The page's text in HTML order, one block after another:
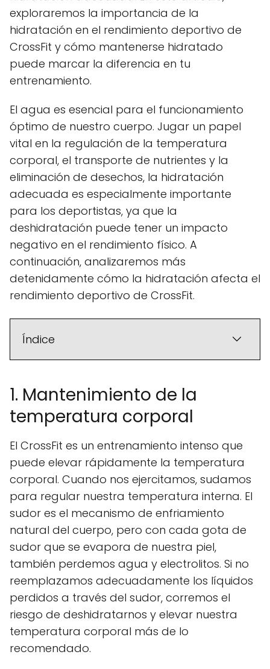
exploraremos la importancia de la
hidratación en el rendimiento deportivo de
CrossFit y cómo mantenerse hidratado
puede marcar la diferencia en tu
entrenamiento.
El agua es esencial para el funcionamiento
óptimo de nuestro cuerpo. Jugar un papel
vital en la regulación de la temperatura
corporal, el transporte de nutrientes y la
eliminación de desechos, la hidratación
adecuada es especialmente importante
para los deportistas, ya que la
deshidratación puede tener un impacto
negativo en el rendimiento físico. A
continuación, analizaremos más
detenidamente cómo la hidratación afecta el
rendimiento deportivo de CrossFit.
Índice
1. Mantenimiento de la
temperatura corporal
El CrossFit es un entrenamiento intenso que
puede elevar rápidamente la temperatura
corporal. Cuando nos ejercitamos, sudamos
para regular nuestra temperatura interna. El
sudor es el mecanismo de enfriamiento
natural del cuerpo, pero con cada gota de
sudor que se evapora de nuestra piel,
también perdemos agua y electrolitos. Si no
reemplazamos adecuadamente los líquidos
perdidos a través del sudor, corremos el
riesgo de deshidratarnos y elevar nuestra
temperatura corporal más de lo
recomendado.